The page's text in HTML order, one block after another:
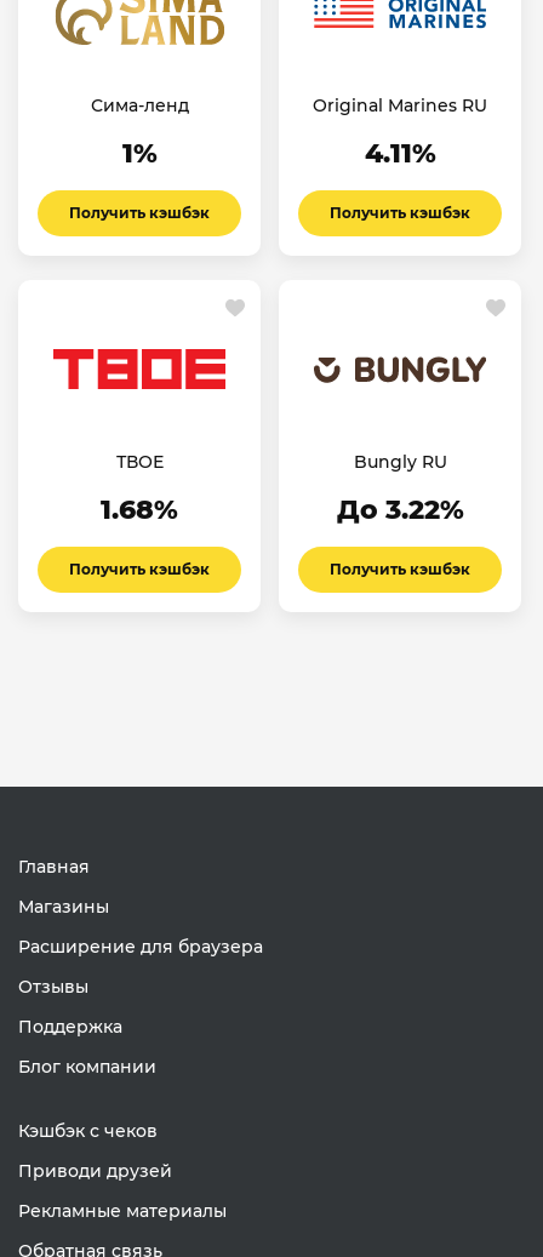
Сима-ленд
1%
Получить кэшбэк
Original Marines RU
4.11%
Получить кэшбэк
ТВОЕ
1.68%
Получить кэшбэк
Bungly RU
До 3.22%
Получить кэшбэк
Главная
Магазины
Расширение для браузера
Отзывы
Поддержка
Блог компании
Кэшбэк с чеков
Приводи друзей
Рекламные материалы
Обратная связь